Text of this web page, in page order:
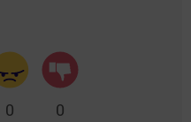
0 0